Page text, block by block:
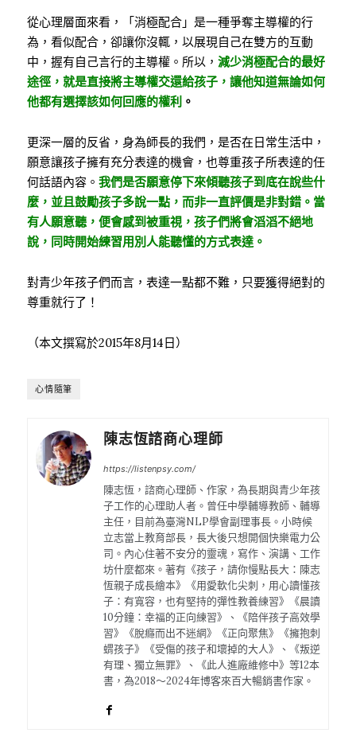
從心理層面來看，「消極配合」是一種爭奪主導權的行
為，看似配合，卻讓你沒輒，以展現自己在雙方的互動
中，握有自己言行的主導權。所以， 減少消極配合的最好
途徑，就是直接將主導權交還給孩子，讓他知道無論如何
他都有選擇該如何回應的權利 。
更深一層的反省，身為師長的我們，是否在日常生活中，
願意讓孩子擁有充分表達的機會，也尊重孩子所表達的任
何話語內容。 我們是否願意停下來傾聽孩子到底在說些什
麼，並且鼓勵孩子多說一點，而非一直評價是非對錯。當
有人願意聽，便會感到被重視，孩子們將會滔滔不絕地
說，同時開始練習用別人能聽懂的方式表達。
對青少年孩子們而言，表達一點都不難，只要獲得絕對的
尊重就行了！
（本文撰寫於2015年8月14日）
心情隨筆
陳志恆諮商心理師
https://listenpsy.com/
陳志恆，諮商心理師、作家，為長期與青少年孩
子工作的心理助人者。曾任中學輔導教師、輔導
主任，目前為臺灣NLP學會副理事長。小時候
立志當上教育部長，長大後只想開個快樂電力公
司。內心住著不安分的靈魂，寫作、演講、工作
坊什麼都來。著有《孩子，請你慢點長大：陳志
恆親子成長繪本》《用愛軟化尖刺，用心讀懂孩
子：有寬容，也有堅持的彈性教養練習》《晨讀
10分鐘：幸福的正向練習》、《陪伴孩子高效學
習》《脫癮而出不迷網》《正向聚焦》《擁抱刺
蝟孩子》《受傷的孩子和壞掉的大人》、《叛逆
有理、獨立無罪》、《此人進廠維修中》等12本
書，為2018～2024年博客來百大暢銷書作家。